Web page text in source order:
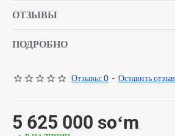
ОТЗЫВЫ
ПОДРОБНО
Отзывы: 0 - Оставить отзыв
5 625 000 soʻm